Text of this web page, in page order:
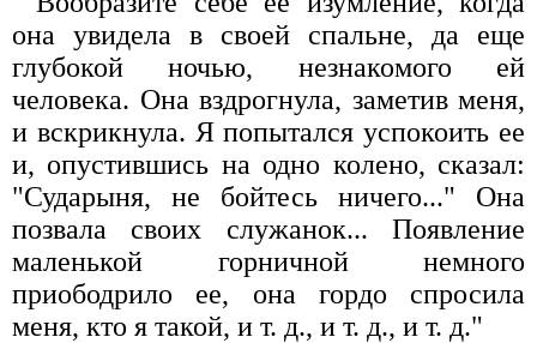
она увидела в своей спальне, да еще
глубокой ночью, незнакомого ей
человека. Она вздрогнула, заметив меня,
и вскрикнула. Я попытался успокоить ее
и, опустившись на одно колено, сказал:
"Сударыня, не бойтесь ничего..." Она
позвала своих служанок... Появление
маленькой горничной немного
приободрило ее, она гордо спросила
меня, кто я такой, и т. д., и т. д., и т. д."